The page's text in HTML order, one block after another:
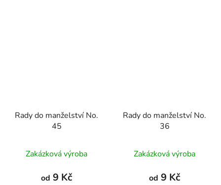
Rady do manželství No.
45
Zakázková výroba
od 9 Kč
Rady do manželství No.
36
Zakázková výroba
od 9 Kč